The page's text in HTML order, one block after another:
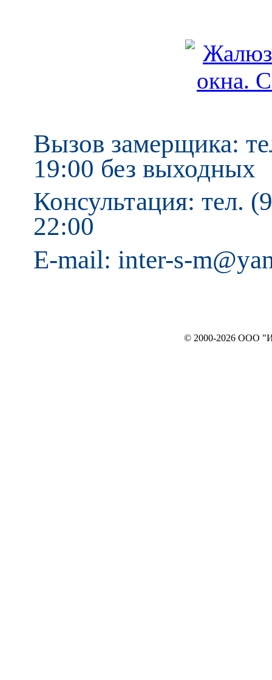
Вызов замерщика:
19:00 без выходных
Консультация: тел.
22:00
E-mail: inter-s-
© 2000-2026 ООО "ИНТЕРЬЕР`c"